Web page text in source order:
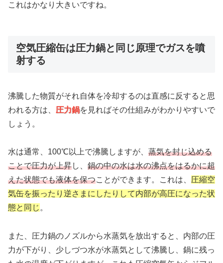
これはかなり大きいですね。
空気圧縮缶は圧力鍋と同じ原理でガスを噴
射する
沸騰した物質がそれ自体を冷却するのは直感に反すると思
われる方は、 圧力鍋を見ればその仕組みがわかりやすいで
しょう。
水は通常、100℃以上で沸騰しますが、 蒸気を封じ込める
ことで圧力が上昇し、 鍋の中の水は水の沸点をはるかに超
えた状態でも液体を保つことができます。これは、 圧縮空
気缶を振ったり逆さまにしたりして内部が高圧になった状
態と同じ。
また、圧力鍋のノズルから水蒸気を放出すると、内部の圧
力が下がり、少しづつ水が水蒸気として沸騰し、鍋に残っ